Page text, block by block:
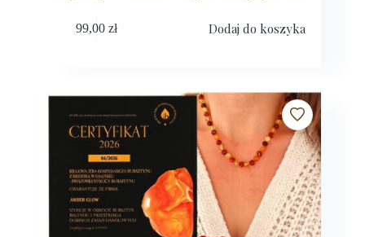
99,00zł Dodaj do koszyka